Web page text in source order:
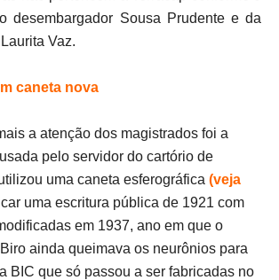
desembargador Sousa Prudente e da
Vaz.
caneta nova
a atenção dos magistrados foi a
pelo servidor do cartório de
uma caneta esferográfica (veja
uma escritura pública de 1921 com
em 1937, ano em que o
ainda queimava os neurônios para
BIC que só passou a ser fabricadas no